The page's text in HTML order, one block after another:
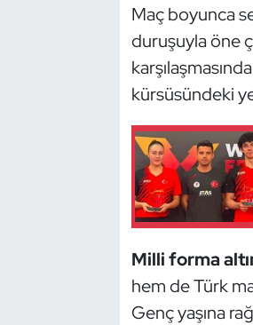
Maç boyunca
duruşuyla öne
kürsüsündeki
Milli forma
hem de Türk
Genç yaşına
Hava Sporları
İşitme Engelli Sporcular
Kano ve Rafting